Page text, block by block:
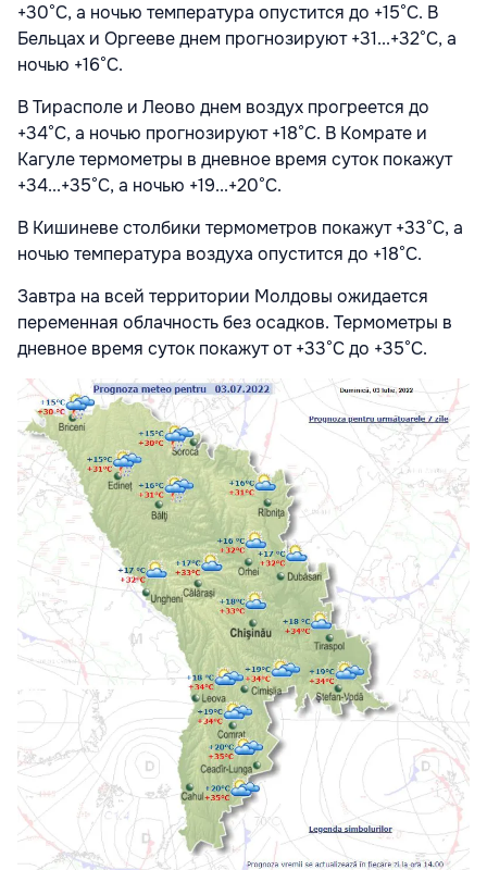
+30°С, а ночью температура опустится до +15°С. В
Бельцах и Оргееве днем прогнозируют +31...+32°С, а
ночью +16°С.
В Тирасполе и Леово днем воздух прогреется до
+34°С, а ночью прогнозируют +18°С. В Комрате и
Кагуле термометры в дневное время суток покажут
+34...+35°С, а ночью +19...+20°С.
В Кишиневе столбики термометров покажут +33°С, а
ночью температура воздуха опустится до +18°С.
Завтра на всей территории Молдовы ожидается
переменная облачность без осадков. Термометры в
дневное время суток покажут от +33°С до +35°С.